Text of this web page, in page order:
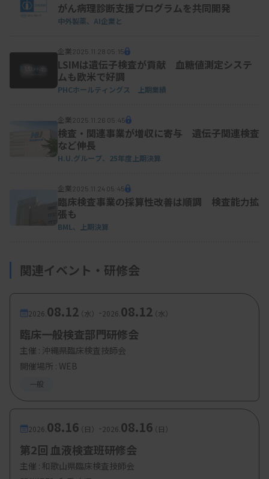
がん病理診断支援プログラムを共同開発
中外製薬、AI企業と
企業2025.11.28 05:15
LSIMは遺伝子検査が貢献 血糖値測定システ
ムも欧米で好調
PHCホールティングス 上期業績
企業2025.11.26 05:45
検査・関連事業が増収に寄与 遺伝子関連検査
など伸長
H.U.グループ、25年度上期決算
企業2025.11.24 05:45
臨床検査事業の採算性改善は順調 検査能力拡
張も
BML、上期決算
関連イベント・研修会
2026. 08.12（水） -2026. 08.12（水）
臨床一般検査部門研修会
主催 : 沖縄県臨床検査技師会
開催場所 : WEB
一般
2026. 08.16（日） -2026. 08.16（日）
第2回 血液検査班研修会
主催 : 和歌山県臨床検査技師会